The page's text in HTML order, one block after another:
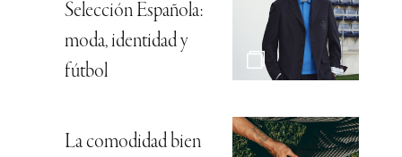
Selección Española:
moda, identidad y
fútbol
La comodidad bien